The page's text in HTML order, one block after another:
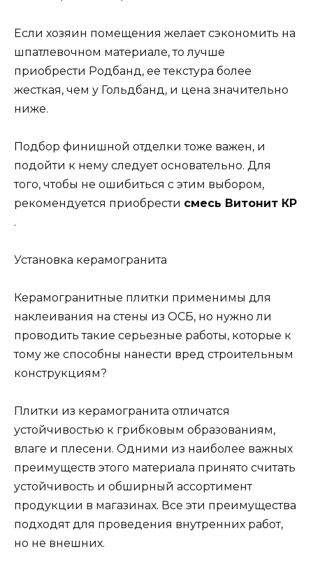
Если хозяин помещения желает сэкономить на
шпатлевочном материале, то лучше
приобрести Родбанд, ее текстура более
жесткая, чем у Гольдбанд, и цена значительно
ниже.
Подбор финишной отделки тоже важен, и
подойти к нему следует основательно. Для
того, чтобы не ошибиться с этим выбором,
рекомендуется приобрести смесь Витонит КР
.
Установка керамогранита
Керамогранитные плитки применимы для
наклеивания на стены из ОСБ, но нужно ли
проводить такие серьезные работы, которые к
тому же способны нанести вред строительным
конструкциям?
Плитки из керамогранита отличатся
устойчивостью к грибковым образованиям,
влаге и плесени. Одними из наиболее важных
преимуществ этого материала принято считать
устойчивость и обширный ассортимент
продукции в магазинах. Все эти преимущества
подходят для проведения внутренних работ,
но не внешних.